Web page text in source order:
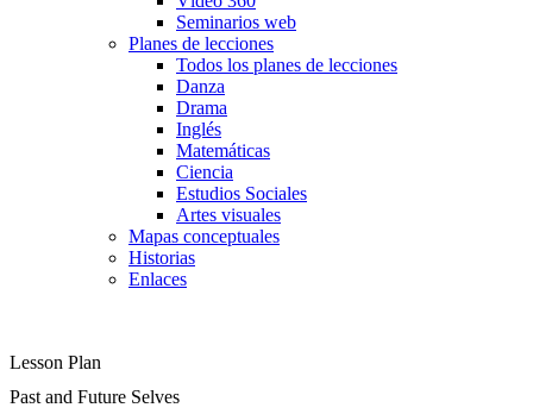
Seminarios web
Planes de lecciones
Todos los planes de lecciones
Danza
Drama
Inglés
Matemáticas
Ciencia
Estudios Sociales
Artes visuales
Mapas conceptuales
Historias
Enlaces
Lesson Plan
Past and Future Selves